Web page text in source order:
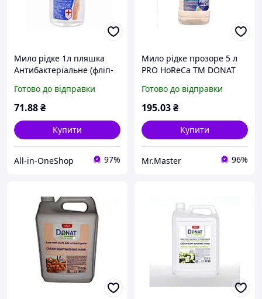
Мило рідке 1л пляшка
Антибактеріальне (фліп-
Готово до відправки
71.88₴
Купити
All-in-OneShop 97%
Мило рідке прозоре 5 л
PRO HoReCa ТМ DONAT
Готово до відправки
195.03₴
Купити
Mr.Master 96%